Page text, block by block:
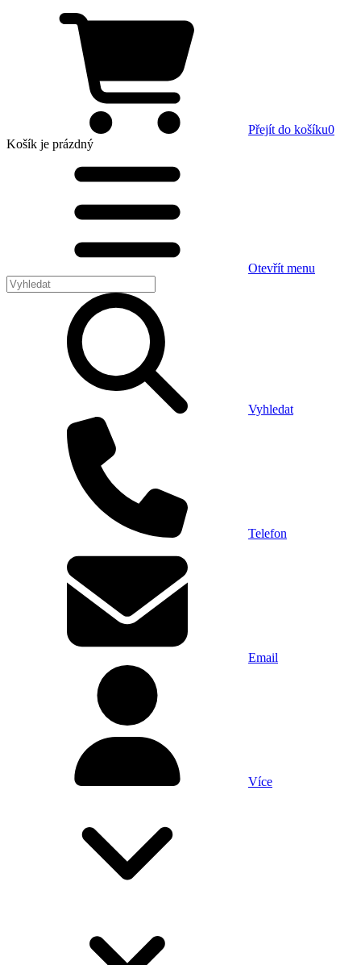
Přejít do košíku0
Košík je prázdný
Otevřít menu
Vyhledat
Telefon
Email
Více